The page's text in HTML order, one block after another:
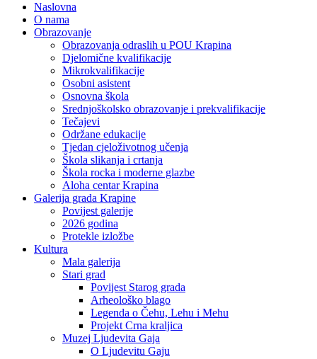
Naslovna
O nama
Obrazovanje
Obrazovanja odraslih u POU Krapina
Djelomične kvalifikacije
Mikrokvalifikacije
Osobni asistent
Osnovna škola
Srednjoškolsko obrazovanje i prekvalifikacije
Tečajevi
Održane edukacije
Tjedan cjeloživotnog učenja
Škola slikanja i crtanja
Škola rocka i moderne glazbe
Aloha centar Krapina
Galerija grada Krapine
Povijest galerije
2026 godina
Protekle izložbe
Kultura
Mala galerija
Stari grad
Povijest Starog grada
Arheološko blago
Legenda o Čehu, Lehu i Mehu
Projekt Crna kraljica
Muzej Ljudevita Gaja
O Ljudevitu Gaju